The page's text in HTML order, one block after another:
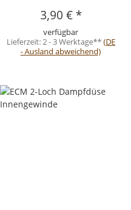
3,90 € *
verfügbar
Lieferzeit:2 - 3 Werktage**(DE
- Ausland abweichend)